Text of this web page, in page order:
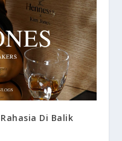
Di Balik